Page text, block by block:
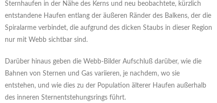
Sternhaufen in der Nähe des Kerns und neu beobachtete, kürzlich
entstandene Haufen entlang der äußeren Ränder des Balkens, der die
Spiralarme verbindet, die aufgrund des dicken Staubs in dieser Region
nur mit Webb sichtbar sind.
Darüber hinaus geben die Webb-Bilder Aufschluß darüber, wie die
Bahnen von Sternen und Gas variieren, je nachdem, wo sie
entstehen, und wie dies zu der Population älterer Haufen außerhalb
des inneren Sternentstehungsrings führt.